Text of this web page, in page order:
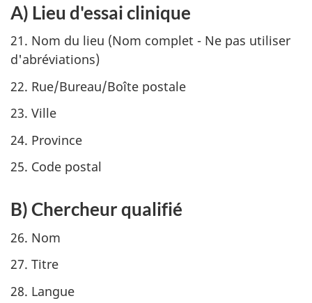
A) Lieu d'essai clinique
21. Nom du lieu (Nom complet - Ne pas utiliser
d'abréviations)
22. Rue/Bureau/Boîte postale
23. Ville
24. Province
25. Code postal
B) Chercheur qualifié
26. Nom
27. Titre
28. Langue